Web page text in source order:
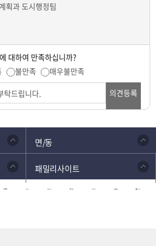
획과 도시행정팀
대하여 만족하십니까?
불만족
매우불만족
의견등록
면/동
패밀리사이트